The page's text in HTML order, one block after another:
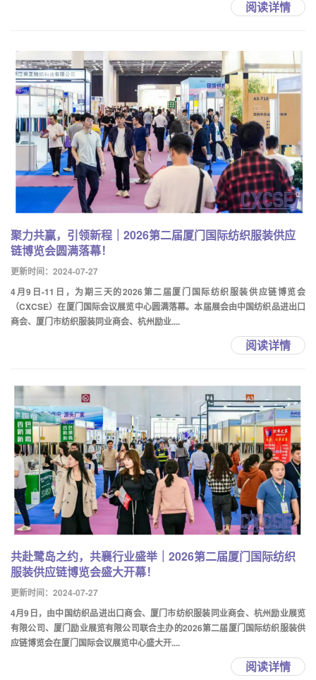
阅读详情
聚力共赢，引领新程｜2026第二届厦门国际纺织服装供应
链博览会圆满落幕！
更新时间：2024-07-27
4月9日-11日，为期三天的2026第二届厦门国际纺织服装供应链博览会
（CXCSE）在厦门国际会议展览中心圆满落幕。本届展会由中国纺织品进出口
商会、厦门市纺织服装同业商会、杭州励业....
阅读详情
共赴鹭岛之约，共襄行业盛举｜2026第二届厦门国际纺织
服装供应链博览会盛大开幕！
更新时间：2024-07-27
4月9日，由中国纺织品进出口商会、厦门市纺织服装同业商会、杭州励业展览
有限公司、厦门励业展览有限公司联合主办的2026第二届厦门国际纺织服装供
应链博览会在厦门国际会议展览中心盛大开....
阅读详情